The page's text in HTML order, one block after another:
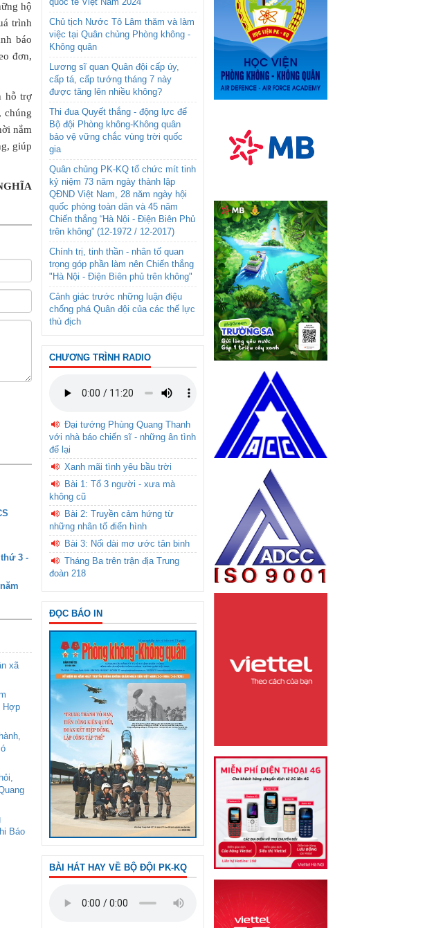
hộ
trình
báo
đơn,
hỗ trợ
chúng
nắm
giúp
3 -
xã
Hợp
Báo
Chủ tịch Nước Tô Lâm thăm và làm
việc tại Quân chủng Phòng không -
Không quân
Lương sĩ quan Quân đội cấp úy,
cấp tá, cấp tướng tháng 7 này
được tăng lên nhiều không?
Thi đua Quyết thắng - động lực để
Bộ đội Phòng không-Không quân
bảo vệ vững chắc vùng trời quốc
gia
Quân chủng PK-KQ tổ chức mít tinh
kỷ niệm 73 năm ngày thành lập
QĐND Việt Nam, 28 năm ngày hội
quốc phòng toàn dân và 45 năm
Chiến thắng “Hà Nội - Điện Biên Phủ
trên không” (12-1972 / 12-2017)
Chính trị, tinh thần - nhân tố quan
trọng góp phần làm nên Chiến thắng
"Hà Nội - Điện Biên phủ trên không"
Cảnh giác trước những luận điệu
chống phá Quân đội của các thế lực
thù địch
CHƯƠNG TRÌNH RADIO
Đại tướng Phùng Quang Thanh
với nhà báo chiến sĩ - những ân tình
để lại
Xanh mãi tình yêu bầu trời
Bài 1: Tổ 3 người - xưa mà
không cũ
Bài 2: Truyền cảm hứng từ
những nhân tố điển hình
Bài 3: Nối dài mơ ước tân binh
Tháng Ba trên trận địa Trung
đoàn 218
ĐỌC BÁO IN
BÀI HÁT HAY VỀ BỘ ĐỘI PK-KQ